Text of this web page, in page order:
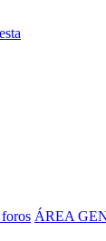
ÁREA